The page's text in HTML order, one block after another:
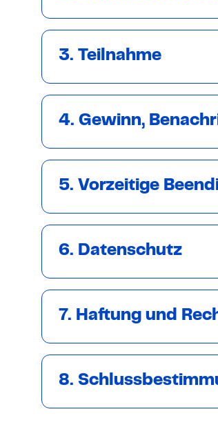
3. Teilnahme
4. Gewinn,
5. Vorzeitige
6. Datenschutz
7. Haftung und
8.